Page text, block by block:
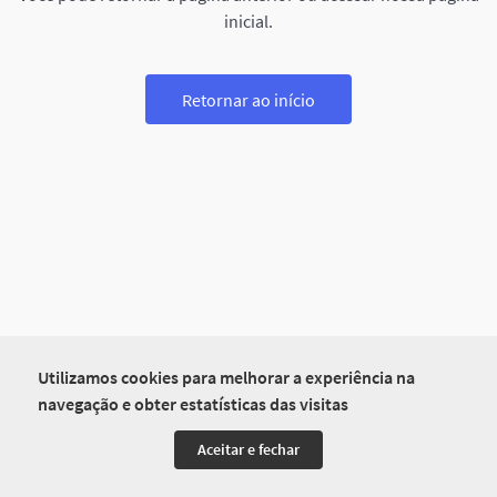
Utilizamos cookies para melhorar a experiência na
navegação e obter estatísticas das visitas
Aceitar e fechar
inicial.
Retornar ao início